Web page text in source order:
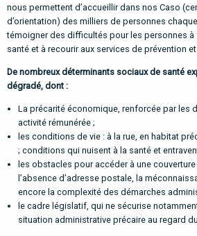
nous permettent d’accueillir dans nos Caso
d’orientation) des milliers de personnes
témoigner des difficultés pour les personnes à
santé et à recourir aux services de prévention
De nombreux déterminants sociaux de santé
dégradé, dont :
La précarité économique, renforcée par les
activité rémunérée ;
les conditions de vie : à la rue, en habitat
; conditions qui nuisent à la santé et
les obstacles pour accéder à une
l’absence d’adresse postale, la
encore la complexité des démarches
le cadre législatif, qui ne sécurise
situation administrative précaire au regard